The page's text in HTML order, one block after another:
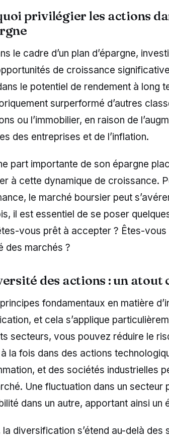
privilégier les actions
le cadre d’un plan d’épargne,
de croissance
le potentiel de rendement à long
surperformé d’autres
ou l’immobilier, en raison de
des entreprises et de l’inflation.
part importante de son épargne
à cette dynamique de croissance.
le marché boursier peut
il est essentiel de se poser
vous prêt à accepter ? Êtes-
des marchés ?
des actions : un atout
fondamentaux en matière
et cela s’applique
secteurs, vous pouvez réduire le
la fois dans des actions
et des sociétés industrielles
Une fluctuation dans un
dans un autre, apportant ainsi
la diversification s’étend au-delà